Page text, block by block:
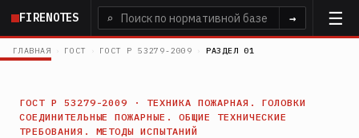
Перейти
основному
FIRENOTES ⌕ →
ГЛАВНАЯ › ГОСТ › ГОСТ Р 53279-2009 › РАЗДЕЛ 01
ГОСТ Р 53279-2009 · ТЕХНИКА ПОЖАРНАЯ. ГОЛОВКИ
СОЕДИНИТЕЛЬНЫЕ ПОЖАРНЫЕ. ОБЩИЕ ТЕХНИЧЕСКИЕ
ТРЕБОВАНИЯ. МЕТОДЫ ИСПЫТАНИЙ